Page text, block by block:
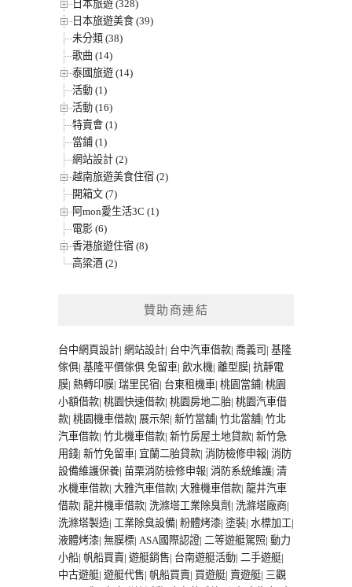
日本旅遊 (328)
日本旅遊美食 (39)
未分類 (38)
歌曲 (14)
泰國旅遊 (14)
活動 (1)
活動 (16)
特賣會 (1)
當鋪 (1)
網站設計 (2)
越南旅遊美食住宿 (2)
開箱文 (7)
阿mon愛生活3C (1)
電影 (6)
香港旅遊住宿 (8)
高粱酒 (2)
贊助商連結
台中網頁設計| 網站設計| 台中汽車借款| 喬義司 | 基隆
傢俱| 基隆平價傢俱 免留車| 飲水機| 離型膜| 抗靜電
膜| 熱轉印膜| 瑞里民宿| 台東租機車| 桃園當鋪| 桃園
小額借款| 桃園快速借款| 桃園房地二胎| 桃園汽車借
款| 桃園機車借款| 展示架| 新竹當舖| 竹北當舖| 竹北
汽車借款| 竹北機車借款| 新竹房屋土地貸款| 新竹急
用錢| 新竹免留車| 宜蘭二胎貸款| 消防檢修申報| 消防
設備維護保養| 苗栗消防檢修申報| 消防系統維護| 清
水機車借款| 大雅汽車借款| 大雅機車借款| 龍井汽車
借款| 龍井機車借款| 洗滌塔工業除臭劑 | 洗滌塔廠商|
洗滌塔製造| 工業除臭設備| 粉體烤漆| 塗裝| 水標加工|
液體烤漆| 無膜標| ASA國際認證| 二等遊艇駕照| 動力
小船| 帆船買賣| 遊艇銷售| 台南遊艇活動| 二手遊艇|
中古遊艇| 遊艇代售| 帆船買賣| 買遊艇| 賣遊艇| 三觀